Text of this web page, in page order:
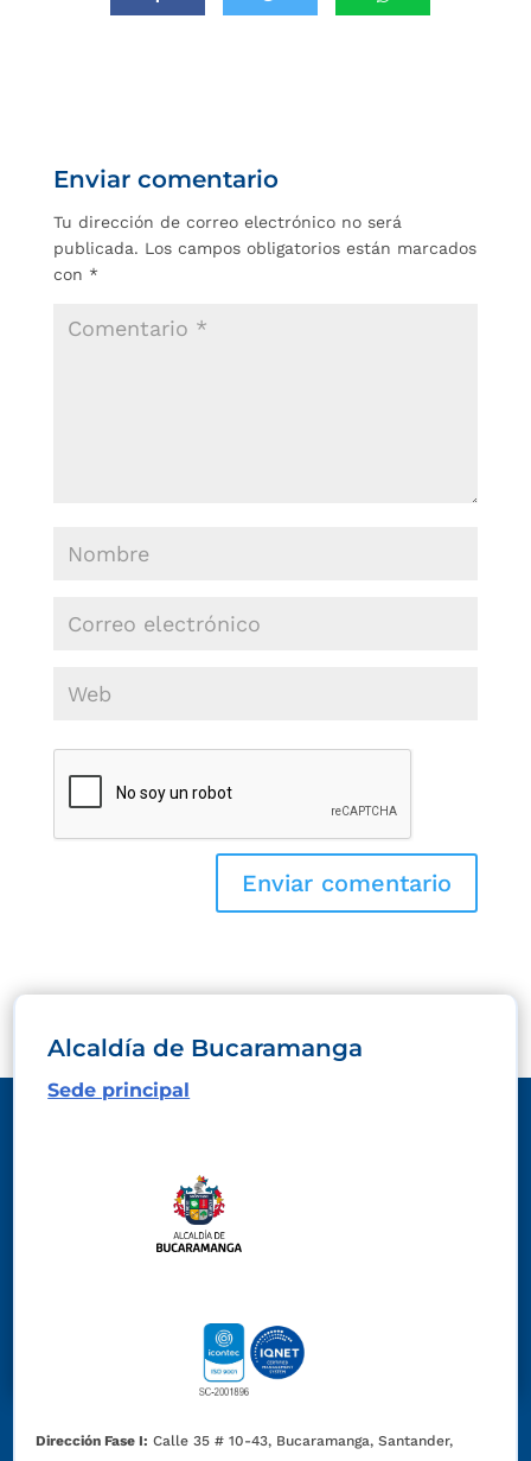
Enviar comentario
Tu dirección de correo electrónico no será
publicada. Los campos obligatorios están marcados
con *
Alcaldía de Bucaramanga
Sede principal
Dirección Fase I: Calle 35 # 10-43, Bucaramanga, Santander,